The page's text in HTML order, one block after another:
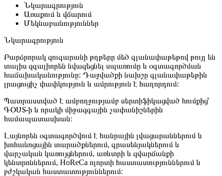
Նկարագրություն
Առաքում և վճարում
Մեկնաբանություններ
Նկարագրություն
Բարձրորակ զուգարանի թղթերը մեծ գլանափաթեթով թույլ են
տալիս զգալիորեն նվազեցնել սպառումը և օգտագործման
հաճախականությունը: Դաջվածքի նախշը գլանափաթեթին
լրացուցիչ փափկություն և ամրություն է հաղորդում:
Պատրաստված է ամբողջությամբ սերտիֆիկացված հումքից՝
ԳՕՍՏ-ի և որակի միջազգային չափանիշներին
համապատասխան։
Լայնորեն օգտագործվում է հանրային լվացարաններում և
խոհանոցային տարածքներում, գրասենյակներում և
վարչական կառույցներում, առևտրի և զվարճանքի
կենտրոններում, HoReCa ոլորտի հաստատություններում և
բժշկական հաստատություններում։